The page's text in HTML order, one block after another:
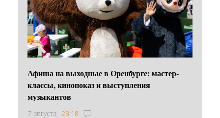
Афиша на выходные в Оренбурге: мастер-
классы, кинопоказ и выступления
музыкантов
7 августа 23:18